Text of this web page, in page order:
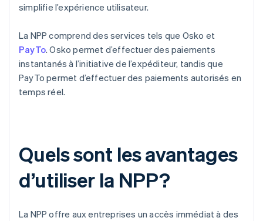
simplifie l’expérience utilisateur.
La NPP comprend des services tels que Osko et
PayTo. Osko permet d’effectuer des paiements
instantanés à l’initiative de l’expéditeur, tandis que
PayTo permet d’effectuer des paiements autorisés en
temps réel.
Quels sont les avantages
d’utiliser la NPP?
La NPP offre aux entreprises un accès immédiat à des